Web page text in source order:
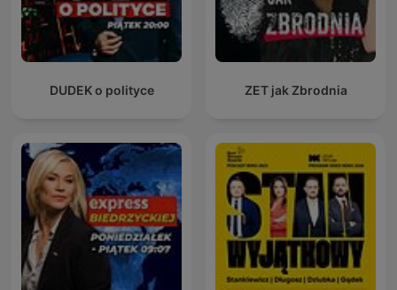
DUDEK o polityce ZET jak Zbrodnia